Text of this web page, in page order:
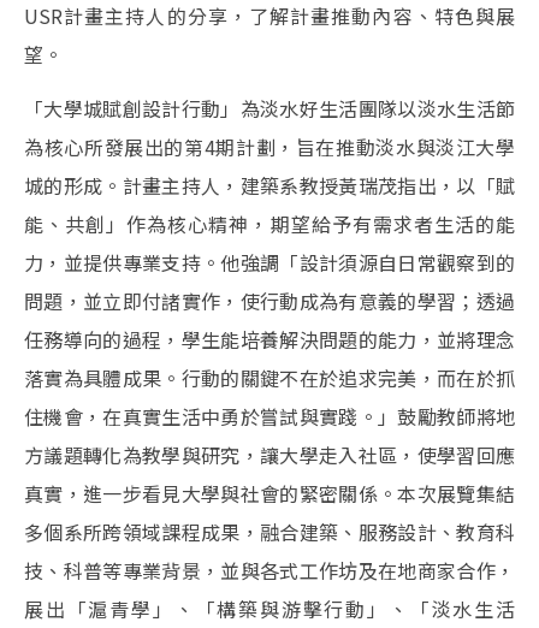
USR計畫主持人的分享，了解計畫推動內容、特色與展
望。
「大學城賦創設計行動」為淡水好生活團隊以淡水生活節
為核心所發展出的第4期計劃，旨在推動淡水與淡江大學
城的形成。計畫主持人，建築系教授黃瑞茂指出，以「賦
能、共創」作為核心精神，期望給予有需求者生活的能
力，並提供專業支持。他強調「設計須源自日常觀察到的
問題，並立即付諸實作，使行動成為有意義的學習；透過
任務導向的過程，學生能培養解決問題的能力，並將理念
落實為具體成果。行動的關鍵不在於追求完美，而在於抓
住機會，在真實生活中勇於嘗試與實踐。」鼓勵教師將地
方議題轉化為教學與研究，讓大學走入社區，使學習回應
真實，進一步看見大學與社會的緊密關係。本次展覽集結
多個系所跨領域課程成果，融合建築、服務設計、教育科
技、科普等專業背景，並與各式工作坊及在地商家合作，
展出「滬青學」、「構築與游擊行動」、「淡水生活